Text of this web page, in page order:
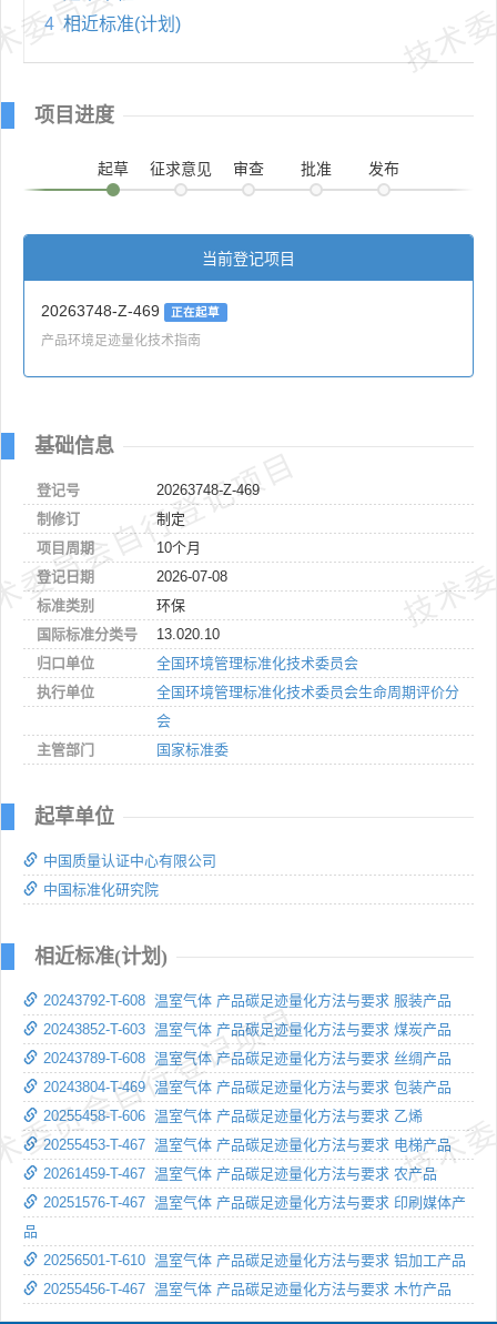
员会自行登记项目 技
员会自行登记项目 技
4 相近标准(计划)
项目进度
起草 征求意见 审查 批准 发布
当前登记项目
20263748-Z-469 正在起草
产品环境足迹量化技术指南
基础信息
登记号
20263748-Z-469
制修订
制定
项目周期
10个月
登记日期
2026-07-08
标准类别
环保
国际标准分类号
13.020.10
归口单位
全国环境管理标准化技术委员会
执行单位
全国环境管理标准化技术委员会生命周期评价分
会
主管部门
国家标准委
起草单位
中国质量认证中心有限公司
中国标准化研究院
相近标准(计划)
20243792-T-608 温室气体 产品碳足迹量化方法与要求 服装产品
20243852-T-603 温室气体 产品碳足迹量化方法与要求 煤炭产品
20243789-T-608 温室气体 产品碳足迹量化方法与要求 丝绸产品
20243804-T-469 温室气体 产品碳足迹量化方法与要求 包装产品
20255458-T-606 温室气体 产品碳足迹量化方法与要求 乙烯
20255453-T-467 温室气体 产品碳足迹量化方法与要求 电梯产品
20261459-T-467 温室气体 产品碳足迹量化方法与要求 农产品
20251576-T-467 温室气体 产品碳足迹量化方法与要求 印刷媒体产
品
20256501-T-610 温室气体 产品碳足迹量化方法与要求 铝加工产品
20255456-T-467 温室气体 产品碳足迹量化方法与要求 木竹产品